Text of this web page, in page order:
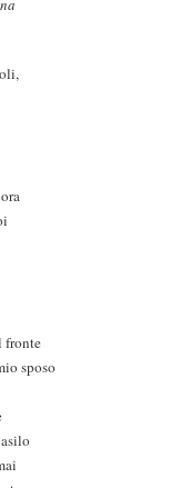
fronte
sposo